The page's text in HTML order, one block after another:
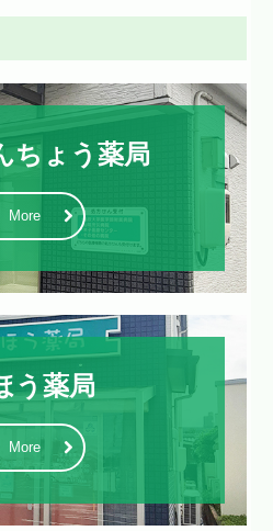
ちょう薬局
More
う薬局
More